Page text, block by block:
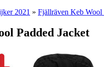
2021 » Fjällräven Keb Wool
Padded Jacket